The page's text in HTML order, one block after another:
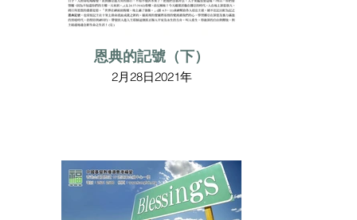
恩典的記號（下）
2月28日2021年